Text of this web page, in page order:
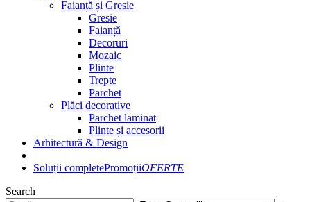
Faianță și Gresie
Gresie
Faianță
Decoruri
Mozaic
Plinte
Trepte
Parchet
Plăci decorative
Parchet laminat
Plinte și accesorii
Arhitectură & Design
Soluții completePromoțiiOFERTE
Search